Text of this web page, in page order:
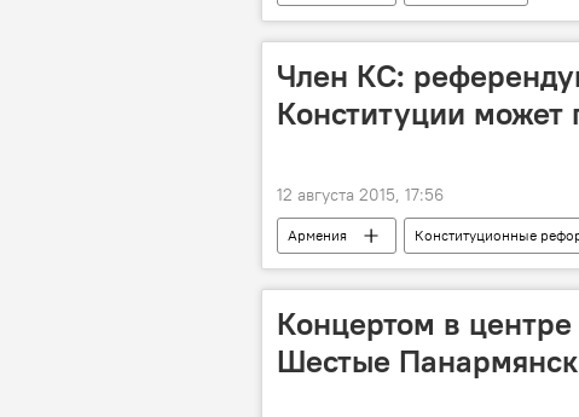
Член КС:
Конституции может
12 августа 2015, 17:56
Армения Конституционные
Концертом в
Шестые